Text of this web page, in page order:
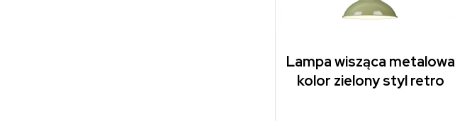
Lampa wisząca metalowa
kolor zielony styl retro